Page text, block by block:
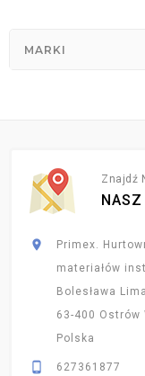
MARKI
Znajdź
NASZ

Primex.
materiałów
Bolesława
63-400 Ostrów
Polska
 627361877